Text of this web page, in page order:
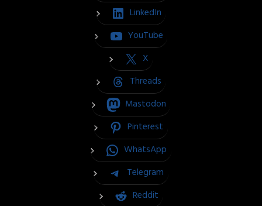
LinkedIn
YouTube
X
Threads
Mastodon
Pinterest
WhatsApp
Telegram
Reddit